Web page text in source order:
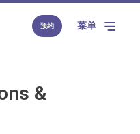
预约 菜单
&